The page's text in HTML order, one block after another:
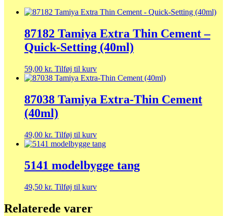
87182 Tamiya Extra Thin Cement –
Quick-Setting (40ml)
59,00 kr. Tilføj til kurv
87038 Tamiya Extra-Thin Cement
(40ml)
49,00 kr. Tilføj til kurv
5141 modelbygge tang
49,50 kr. Tilføj til kurv
Relaterede varer